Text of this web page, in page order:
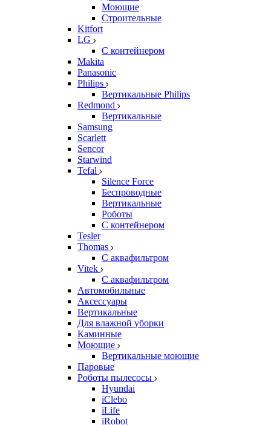
Моющие
Строительные
Kitfort
LG
С контейнером
Makita
Panasonic
Philips
Вертикальные Philips
Redmond
Вертикальные
Samsung
Scarlett
Sencor
Starwind
Tefal
Silence Force
Беспроводные
Вертикальные
Роботы
С контейнером
Tesler
Thomas
С аквафильтром
Vitek
С аквафильтром
Автомобильные
Аксессуары
Вертикальные
Для влажной уборки
Каминные
Моющие
Вертикальные моющие
Паровые
Роботы пылесосы
Hyundai
iClebo
iLife
iRobot